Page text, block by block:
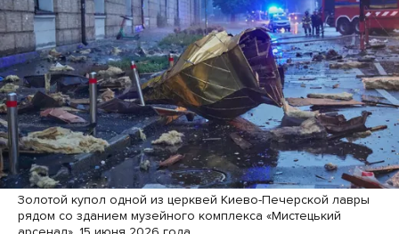
Золотой купол одной из церквей Киево-Печерской лавры
рядом со зданием музейного комплекса «Мистецький